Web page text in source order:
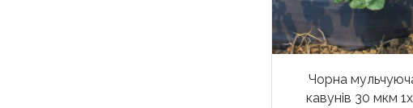
Чорна
кавунів 30 мкм